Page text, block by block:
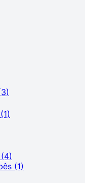
(1)
(4)
(1)